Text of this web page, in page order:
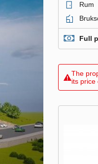
Rum
Full
The
its price